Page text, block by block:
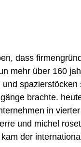
dass
mehr über 160
und spazierstöcken
brachte.
in vierter
und michel
der